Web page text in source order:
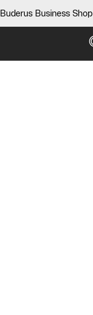
Buderus Business Shop